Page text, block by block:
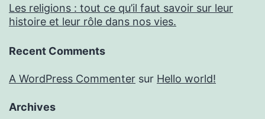
Les religions : tout ce qu’il faut savoir sur leur
histoire et leur rôle dans nos vies.
Recent Comments
A WordPress Commenter sur Hello world!
Archives